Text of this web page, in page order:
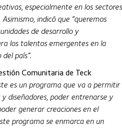
especialmente en los sectores
indicó que “queremos
de desarrollo y
los talentos emergentes en la
país”.
Comunitaria de Teck
es un programa que va a permitir
diseñadores, poder entrenarse y
generar creaciones en el
programa se enmarca en un